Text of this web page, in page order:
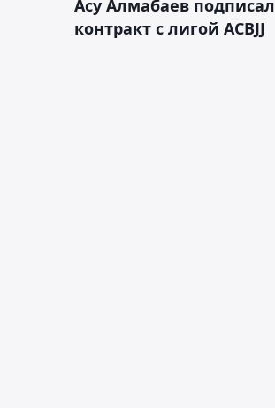
Асу Алмабаев подписал
контракт с лигой ACBJJ